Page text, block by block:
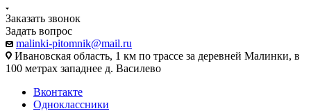
Заказать звонок
Задать вопрос
malinki-pitomnik@mail.ru
Ивановская область, 1 км по трассе за деревней Малинки, в
100 метрах западнее д. Василево
Вконтакте
Одноклассники